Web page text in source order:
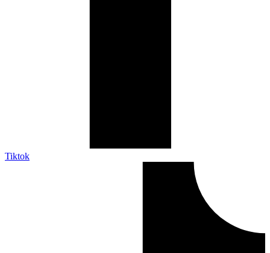
Tiktok